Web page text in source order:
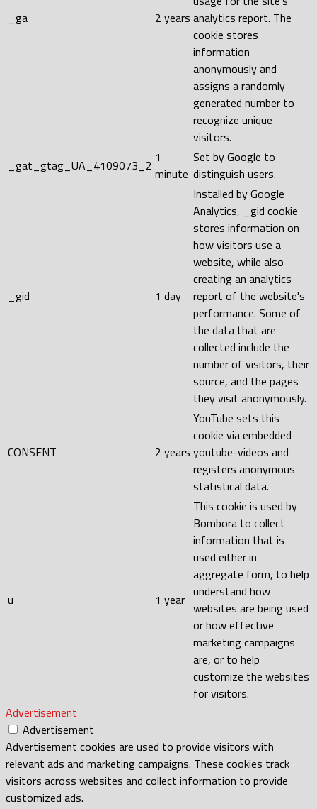
_ga 2 years analytics report. The
cookie stores
information
anonymously and
assigns a randomly
generated number to
recognize unique
visitors.
_gat_gtag_UA_4109073_2 1
minute
Set by Google to
distinguish users.
_gid 1 day
Installed by Google
Analytics, _gid cookie
stores information on
how visitors use a
website, while also
creating an analytics
report of the website's
performance. Some of
the data that are
collected include the
number of visitors, their
source, and the pages
they visit anonymously.
CONSENT 2 years
YouTube sets this
cookie via embedded
youtube-videos and
registers anonymous
statistical data.
u 1 year
This cookie is used by
Bombora to collect
information that is
used either in
aggregate form, to help
understand how
websites are being used
or how effective
marketing campaigns
are, or to help
customize the websites
for visitors.
Advertisement
Advertisement
Advertisement cookies are used to provide visitors with
relevant ads and marketing campaigns. These cookies track
visitors across websites and collect information to provide
customized ads.